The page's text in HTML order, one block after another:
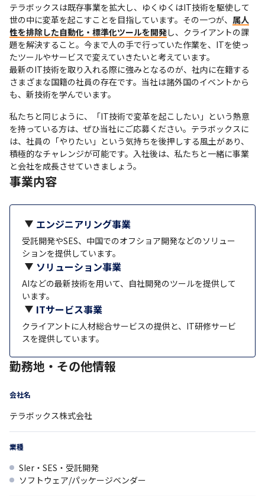
テラボックスは既存事業を拡大し、ゆくゆくはIT技術を駆使して
世の中に変革を起こすことを目指しています。その一つが、 属人
性を排除した自動化・標準化ツールを開発し、クライアントの課
題を解決すること。今まで人の手で行っていた作業を、ITを使っ
たツールやサービスで変えていきたいと考えています。
最新のIT技術を取り入れる際に強みとなるのが、社内に在籍する
さまざまな国籍の社員の存在です。当社は諸外国のイベントから
も、新技術を学んでいます。
私たちと同じように、「IT技術で変革を起こしたい」という熱意
を持っている方は、ぜひ当社にご応募ください。テラボックスに
は、社員の「やりたい」という気持ちを後押しする風土があり、
積極的なチャレンジが可能です。入社後は、私たちと一緒に事業
と会社を成長させていきましょう。
事業内容
エンジニアリング事業
受託開発やSES、中国でのオフショア開発などのソリュー
ションを提供しています。
ソリューション事業
AIなどの最新技術を用いて、自社開発のツールを提供して
います。
ITサービス事業
クライアントに人材総合サービスの提供と、IT研修サービ
スを提供しています。
勤務地・その他情報
会社名
テラボックス株式会社
業種
SIer・SES・受託開発
ソフトウェア/パッケージベンダー